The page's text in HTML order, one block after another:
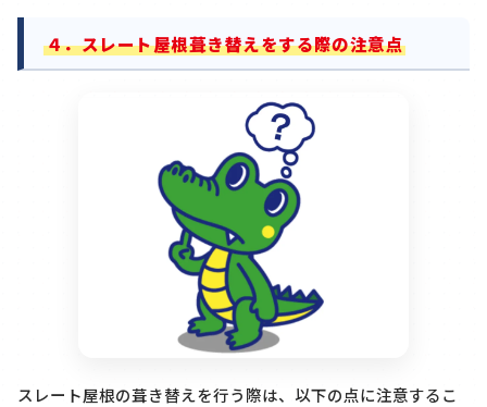
４．スレート屋根葺き替えをする際の注意点
スレート屋根の葺き替えを行う際は、以下の点に注意するこ